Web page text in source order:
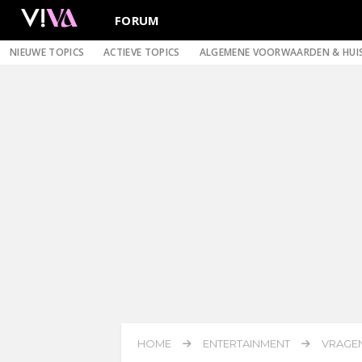
FORUM
NIEUWE TOPICS ACTIEVE TOPICS ALGEMENE VOORWAARDEN &
HOME ENTERTAINMENT